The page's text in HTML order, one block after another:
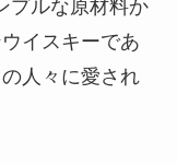
プルな原材料か
イスキーであ
人々に愛され